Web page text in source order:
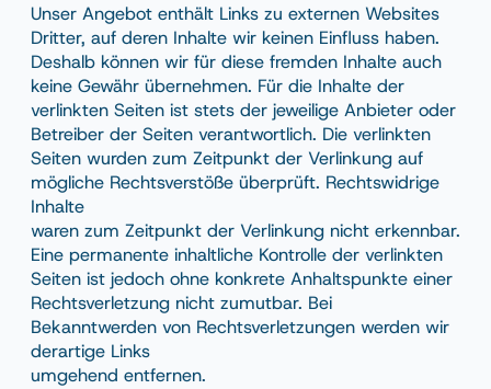
Unser Angebot enthält Links zu externen Websites
Dritter, auf deren Inhalte wir keinen Einfluss haben.
Deshalb können wir für diese fremden Inhalte auch
keine Gewähr übernehmen. Für die Inhalte der
verlinkten Seiten ist stets der jeweilige Anbieter oder
Betreiber der Seiten verantwortlich. Die verlinkten
Seiten wurden zum Zeitpunkt der Verlinkung auf
mögliche Rechtsverstöße überprüft. Rechtswidrige
Inhalte
waren zum Zeitpunkt der Verlinkung nicht erkennbar.
Eine permanente inhaltliche Kontrolle der verlinkten
Seiten ist jedoch ohne konkrete Anhaltspunkte einer
Rechtsverletzung nicht zumutbar. Bei
Bekanntwerden von Rechtsverletzungen werden wir
derartige Links
umgehend entfernen.